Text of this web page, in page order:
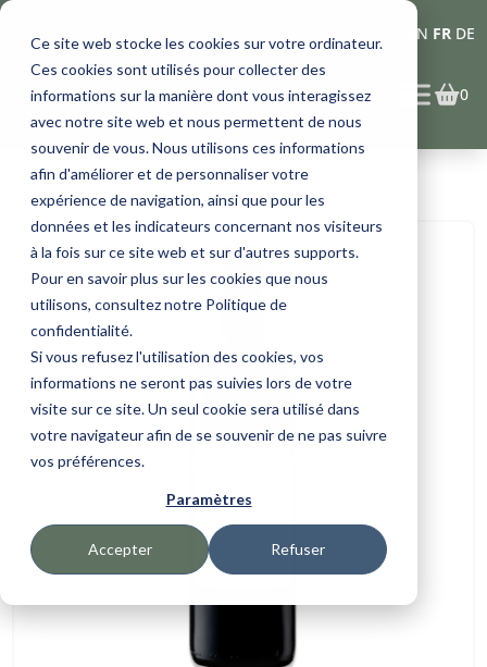
Ce site web stocke les cookies sur votre ordinateur.
Ces cookies sont utilisés pour collecter des
informations sur la manière dont vous interagissez
avec notre site web et nous permettent de nous
souvenir de vous. Nous utilisons ces informations
afin d'améliorer et de personnaliser votre
expérience de navigation, ainsi que pour les
données et les indicateurs concernant nos visiteurs
à la fois sur ce site web et sur d'autres supports.
Pour en savoir plus sur les cookies que nous
utilisons, consultez notre Politique de
confidentialité.
Si vous refusez l'utilisation des cookies, vos
informations ne seront pas suivies lors de votre
visite sur ce site. Un seul cookie sera utilisé dans
votre navigateur afin de se souvenir de ne pas suivre
vos préférences.
Paramètres
Accepter Refuser
EN FR DE
0